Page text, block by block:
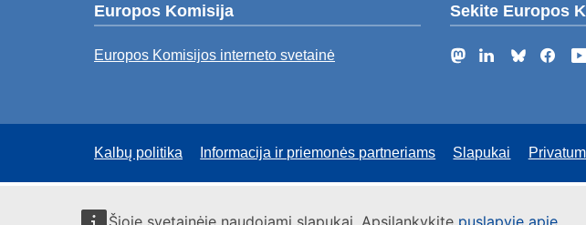
Šioje svetainėje naudojami slapukai. Apsilankykite puslapyje apie
Europos Komisija
Europos Komisijos interneto svetainė
Sekite Europos
MastodonLinkedInBluesky
Kalbų politika Informacija ir priemonės partneriams Slapukai